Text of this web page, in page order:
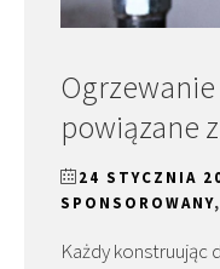
powiązane
24 STYCZNIA
SPONSOROWANY,
Każdy konstruując